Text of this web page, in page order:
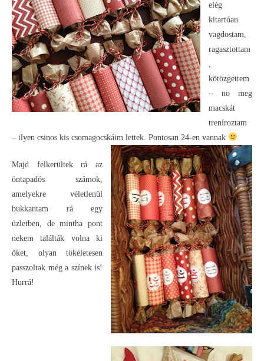
elég
kitartóan
vagdostam,
ragasztottam
,
kötözgettem
– no meg
macskát
treníroztam
– ilyen csinos kis csomagocskáim lettek. Pontosan 24-en vannak
Majd felkerültek rá az
öntapadós számok,
amelyekre véletlenül
bukkantam rá egy
üzletben, de mintha pont
nekem találták volna ki
őket, olyan tökéletesen
passzoltak még a színek is!
Hurrá!